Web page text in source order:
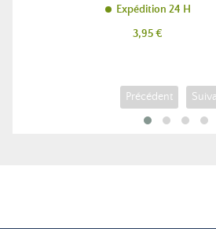
Expédition 24 H
Prix
3,95 €
Précédent